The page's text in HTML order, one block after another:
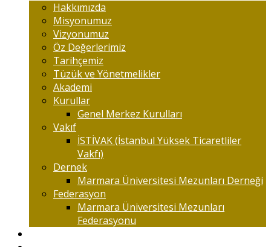
Hakkımızda
Misyonumuz
Vizyonumuz
Öz Değerlerimiz
Tarihçemiz
Tüzük ve Yönetmelikler
Akademi
Kurullar
Genel Merkez Kurulları
Vakıf
İSTİVAK (İstanbul Yüksek Ticaretliler
Vakfı)
Dernek
Marmara Üniversitesi Mezunları Derneği
Federasyon
Marmara Üniversitesi Mezunları
Federasyonu